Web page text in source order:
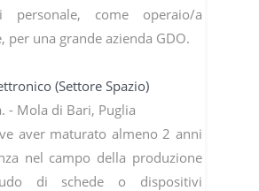
personale, come operaio/a
per una grande azienda GDO.
(Settore Spazio)
- Mola di Bari, Puglia
aver maturato almeno 2 anni
nel campo della produzione
di schede o dispositivi